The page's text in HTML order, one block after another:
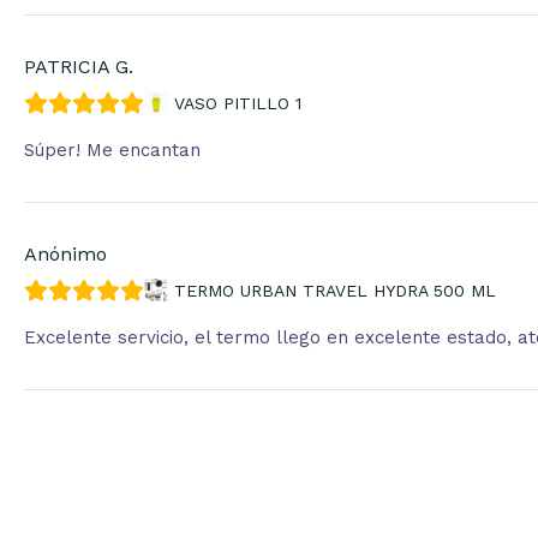
PATRICIA G.
VASO PITILLO 1
Súper! Me encantan
Anónimo
TERMO URBAN TRAVEL HYDRA 500 ML
Excelente servicio, el termo llego en excelente estado,